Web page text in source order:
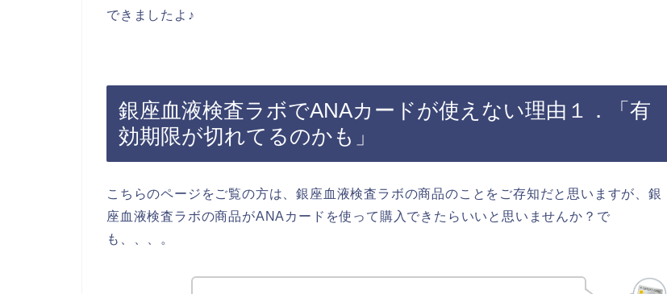
できましたよ♪
銀座血液検査ラボでANAカードが使えない理由１．「有
効期限が切れてるのかも」
こちらのページをご覧の方は、銀座血液検査ラボの商品のことをご存知だと思いますが、銀
座血液検査ラボの商品がANAカードを使って購入できたらいいと思いませんか？で
も、、、。